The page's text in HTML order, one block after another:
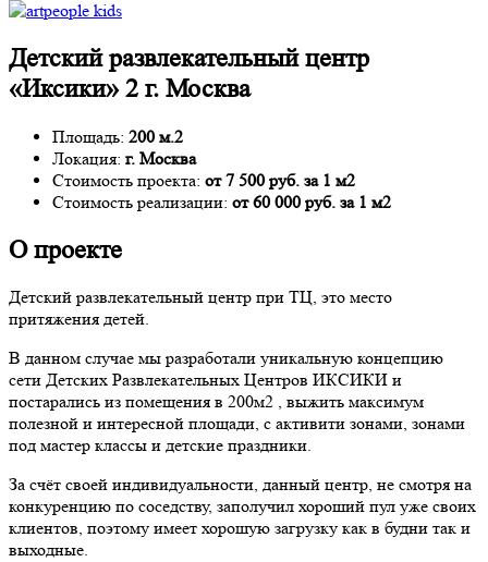
Детский развлекательный центр
«Иксики» 2 г. Москва
Площадь: 200 м.2
Локация: г. Москва
Стоимость проекта: от 7 500 руб. за 1 м2
Стоимость реализации: от 60 000 руб. за 1 м2
О проекте
Детский развлекательный центр при ТЦ, это место
притяжения детей.
В данном случае мы разработали уникальную концепцию
сети Детских Развлекательных Центров ИКСИКИ и
постарались из помещения в 200м2 , выжить максимум
полезной и интересной площади, с активити зонами, зонами
под мастер классы и детские праздники.
За счёт своей индивидуальности, данный центр, не смотря на
конкуренцию по соседству, заполучил хороший пул уже своих
клиентов, поэтому имеет хорошую загрузку как в будни так и
выходные.